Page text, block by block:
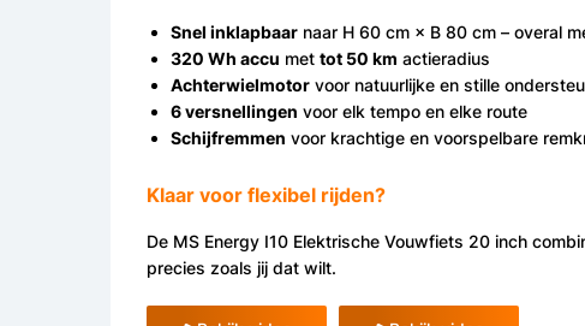
Snel inklapbaar naar H 60 cm × B 80 cm – overal
320 Wh accu met tot 50 km actieradius
Achterwielmotor voor natuurlijke en stille
6 versnellingen voor elk tempo en elke route
Schijfremmen voor krachtige en voorspelbare
Klaar voor flexibel rijden?
De MS Energy I10 Elektrische Vouwfiets 20 inch
precies zoals jij dat wilt.